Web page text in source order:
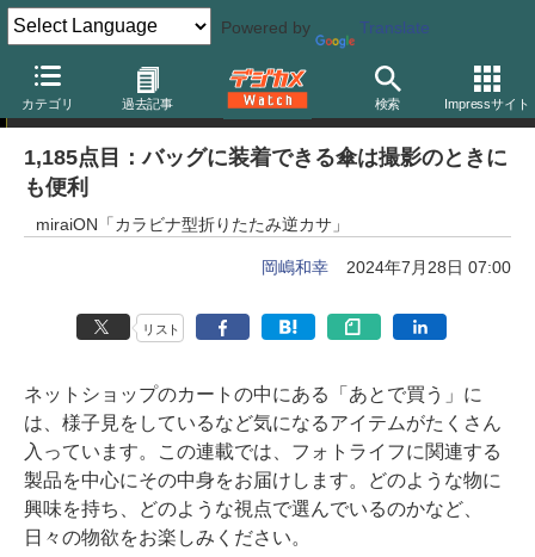
Powered by Translate
カテゴリ 過去記事 検索 Impressサイト
岡嶋和幸の「あとで買う」
1,185点目：バッグに装着できる傘は撮影のときに
も便利
miraiON「カラビナ型折りたたみ逆カサ」
岡嶋和幸 2024年7月28日 07:00
リスト
ネットショップのカートの中にある「あとで買う」に
は、様子見をしているなど気になるアイテムがたくさん
入っています。この連載では、フォトライフに関連する
製品を中心にその中身をお届けします。どのような物に
興味を持ち、どのような視点で選んでいるのかなど、
日々の物欲をお楽しみください。